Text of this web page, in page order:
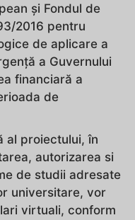
şi Fondul de
2016 pentru
de aplicare a
a Guvernului
financiară a
de
al proiectului, în
autorizarea si
de studii adresate
universitare, vor
virtuali, conform